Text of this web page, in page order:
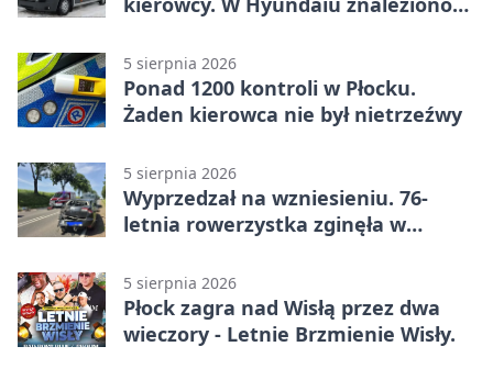
5 sierpnia 2026
Ponad 1200 kontroli w Płocku.
Żaden kierowca nie był nietrzeźwy
5 sierpnia 2026
Wyprzedzał na wzniesieniu. 76-
letnia rowerzystka zginęła w
5 sierpnia 2026
Płock zagra nad Wisłą przez dwa
wieczory - Letnie Brzmienie Wisły.